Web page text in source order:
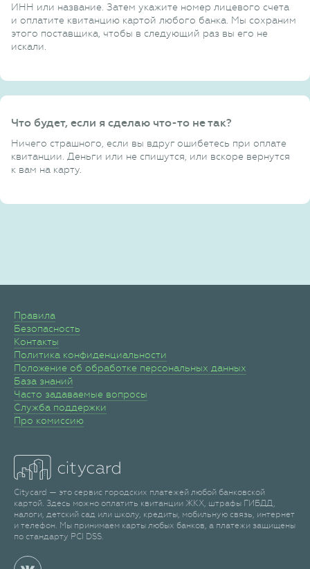
ИНН или название. Затем укажите номер лицевого счета
и оплатите квитанцию картой любого банка. Мы сохраним
этого поставщика, чтобы в следующий раз вы его не
искали.
Что будет, если я сделаю что-то не так?
Ничего страшного, если вы вдруг ошибетесь при оплате
квитанции. Деньги или не спишутся, или вскоре вернутся
к вам на карту.
Правила
Безопасность
Контакты
Политика конфиденциальности
Положение об обработке персональных данных
База знаний
Часто задаваемые вопросы
Служба поддержки
Про комиссию
Citycard — это сервис городских платежей любой банковской
картой. Здесь можно оплатить квитанции ЖКХ, штрафы ГИБДД,
налоги, детский сад или школу, кредиты, мобильную связь, интернет
и телефон. Мы принимаем карты любых банков, а платежи защищены
по стандарту PCI DSS.